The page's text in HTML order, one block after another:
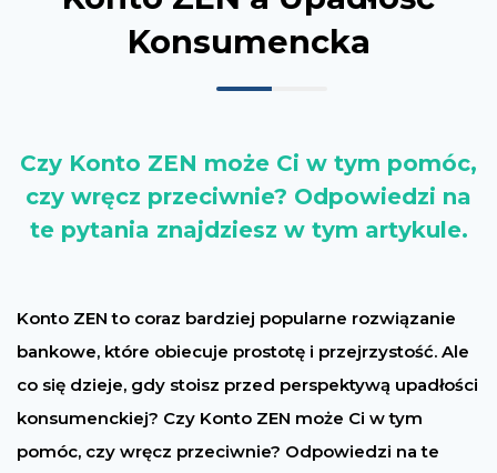
Konsumencka
Czy Konto ZEN może Ci w tym pomóc,
czy wręcz przeciwnie? Odpowiedzi na
te pytania znajdziesz w tym artykule.
Konto ZEN to coraz bardziej popularne rozwiązanie
bankowe, które obiecuje prostotę i przejrzystość. Ale
co się dzieje, gdy stoisz przed perspektywą upadłości
konsumenckiej? Czy Konto ZEN może Ci w tym
pomóc, czy wręcz przeciwnie? Odpowiedzi na te